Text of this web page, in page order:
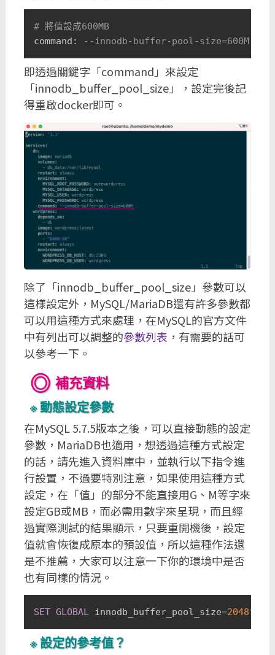
# 將值設成600MB
command:
--innodb-buffer-pool-size=600M
即透過關鍵字「command」來設定
「innodb_buffer_pool_size」，設定完後記
得重啟docker即可。
除了「innodb_buffer_pool_size」參數可以
這樣設定外，MySQL/MariaDB還有許多參數都
可以用這種方式來處理，在MySQL的官方文件
中有列出可以調整的參數列表 ，有需要的話可
以參考一下。
補充資料
動態設定參數
在MySQL 5.7.5版本之後，可以直接動態的設定
參數，MariaDB也適用，想透過這種方式設定
的話，請先進入資料庫中，並執行以下指令進
行設置，不過要特別注意，如果使用這種方式
設定，在「值」的部分不能直接用G、M等字來
設定GB或MB，而必需用數字來呈現，而且經
過實際測試的結果顯示，只要重開機後，設定
值就會恢復成原本的預設值，所以這種作法還
是不推薦，大家可以注意一下你的環境中是否
也有同樣的情況。
SET GLOBAL innodb_buffer_pool_size=2048*
設定的參考值？